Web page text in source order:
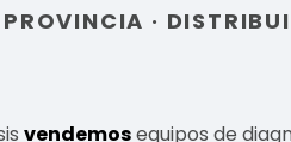
·
vendemosequipos de